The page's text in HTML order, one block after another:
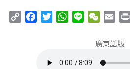
Copy
Facebook
TwitterWhatsApp
Line WeChat
廣東話版